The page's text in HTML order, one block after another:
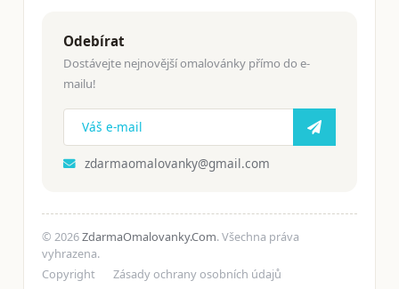
Odebírat
Dostávejte nejnovější omalovánky přímo do e-
mailu!
zdarmaomalovanky@gmail.com
© 2026ZdarmaOmalovanky.Com. Všechna práva
vyhrazena.
Copyright
Zásady ochrany osobních údajů